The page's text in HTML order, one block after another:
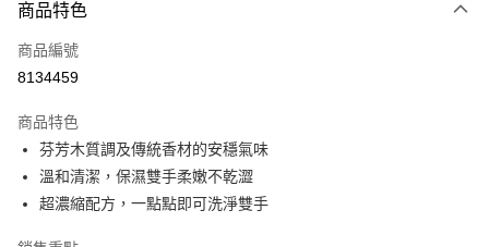
Apple Pay
街口支付
Google Pay
AFTEE先享後付
相關說明
AFTEE先享後付是「在收到商品之後才付款」的支付方式。 讓您購物簡單
商品特色
商品編號
8134459
商品特色
芬芳木質調及傳統香材的安穩氣味
溫和清潔，保濕雙手柔嫩不乾澀
超濃縮配方，一點點即可洗淨雙手